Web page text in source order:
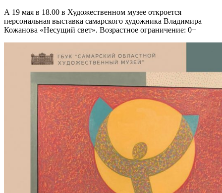
А 19 мая в 18.00 в Художественном музее откроется
персональная выставка самарского художника Владимира
Кожанова «Несущий свет». Возрастное ограничение: 0+